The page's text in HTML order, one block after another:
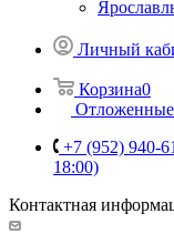
Личный
Корзина0
Отложенные
+7 (952) 940-
18:00)
Контактная